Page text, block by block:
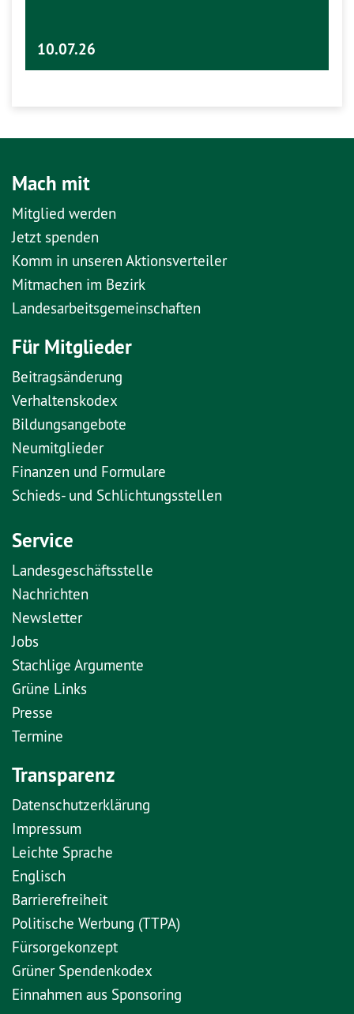
10.07.26
Mach mit
Mitglied werden
Jetzt spenden
Komm in unseren Aktionsverteiler
Mitmachen im Bezirk
Landesarbeitsgemeinschaften
Für Mitglieder
Beitragsänderung
Verhaltenskodex
Bildungsangebote
Neumitglieder
Finanzen und Formulare
Schieds- und Schlichtungsstellen
Service
Landesgeschäftsstelle
Nachrichten
Newsletter
Jobs
Stachlige Argumente
Grüne Links
Presse
Termine
Transparenz
Datenschutzerklärung
Impressum
Leichte Sprache
Englisch
Barrierefreiheit
Politische Werbung (TTPA)
Fürsorgekonzept
Grüner Spendenkodex
Einnahmen aus Sponsoring